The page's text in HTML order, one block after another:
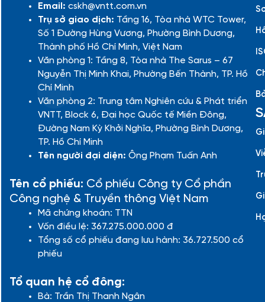
Email: cskh@vntt.com.vn
Trụ sở giao dịch: Tầng 16, Tòa nhà WTC Tower,
Số 1 Đường Hùng Vương, Phường Bình Dương,
Thành phố Hồ Chí Minh, Việt Nam
Văn phòng 1: Tầng 8, Tòa nhà The Sarus – 67
Nguyễn Thị Minh Khai, Phường Bến Thành, TP. Hồ
Chí Minh
Văn phòng 2: Trung tâm Nghiên cứu & Phát triển
VNTT, Block 6, Đại học Quốc tế Miền Đông,
Đường Nam Kỳ Khởi Nghĩa, Phường Bình Dương,
TP. Hồ Chí Minh
Tên người đại diện: Ông Phạm Tuấn Anh
Tên cổ phiếu: Cổ phiếu Công ty Cổ phần
Công nghệ & Truyền thông Việt Nam
Mã chứng khoán: TTN
Vốn điều lệ: 367.275.000.000 đ
Tổng số cổ phiếu đang lưu hành: 36.727.500 cổ
phiếu
Tổ quan hệ cổ đông:
Bà: Trần Thị Thanh Ngân